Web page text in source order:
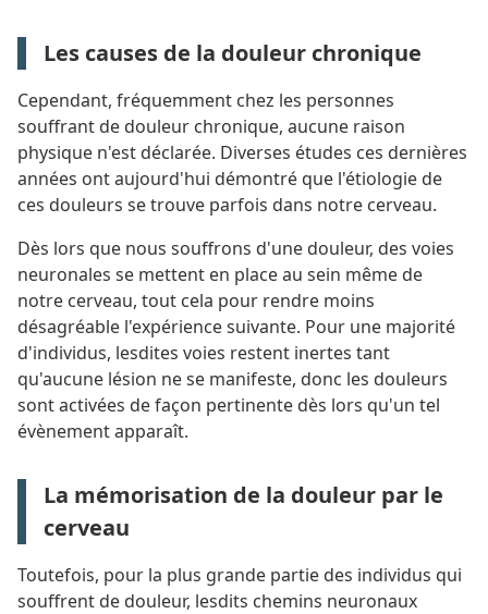
Les causes de la douleur chronique
Cependant, fréquemment chez les personnes
souffrant de douleur chronique, aucune raison
physique n'est déclarée. Diverses études ces dernières
années ont aujourd'hui démontré que l'étiologie de
ces douleurs se trouve parfois dans notre cerveau.
Dès lors que nous souffrons d'une douleur, des voies
neuronales se mettent en place au sein même de
notre cerveau, tout cela pour rendre moins
désagréable l'expérience suivante. Pour une majorité
d'individus, lesdites voies restent inertes tant
qu'aucune lésion ne se manifeste, donc les douleurs
sont activées de façon pertinente dès lors qu'un tel
évènement apparaît.
La mémorisation de la douleur par le
cerveau
Toutefois, pour la plus grande partie des individus qui
souffrent de douleur, lesdits chemins neuronaux